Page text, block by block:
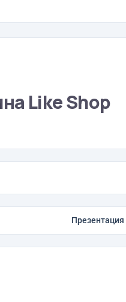
Like Shop
Презентация